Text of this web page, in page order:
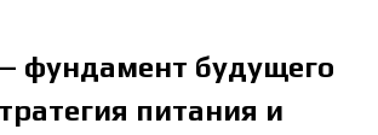
фундамент будущего
питания и